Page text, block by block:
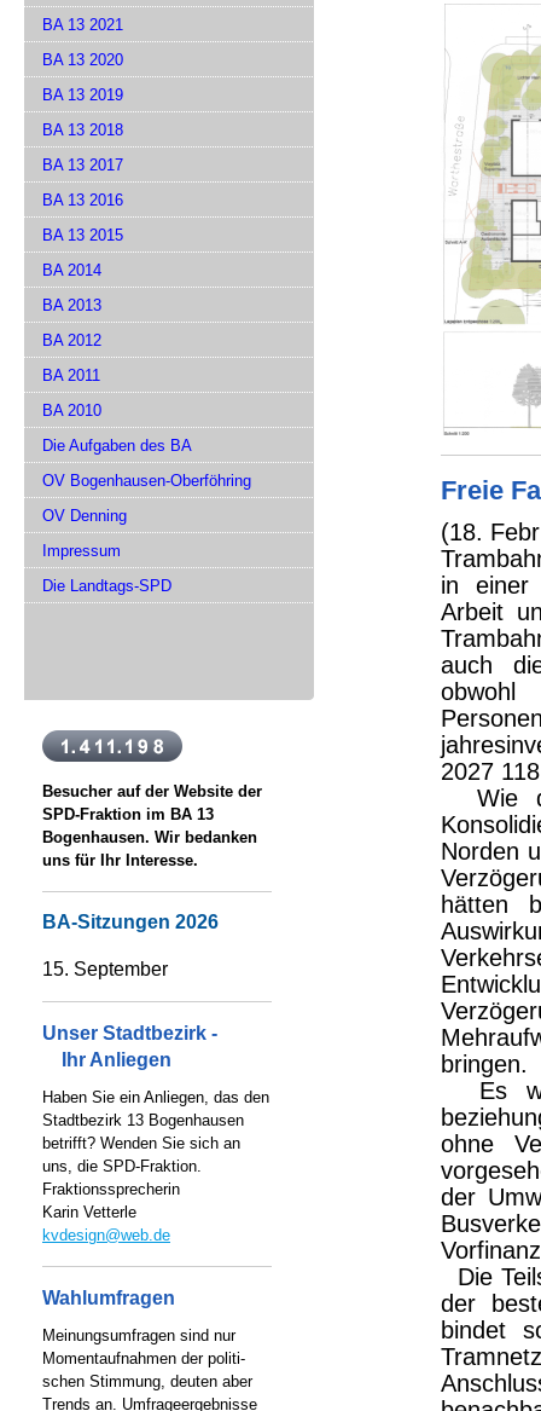
Freie
(18.
in einer
Arbeit
auch
obwohl
2027
Wie
Norden
hätten
bringen.
Es
ohne
der
Die
der
bindet
BA 13 2021
BA 13 2020
BA 13 2019
BA 13 2018
BA 13 2017
BA 13 2016
BA 13 2015
BA 2014
BA 2013
BA 2012
BA 2011
BA 2010
Die Aufgaben des BA
OV Bogenhausen-Oberföhring
OV Denning
Impressum
Die Landtags-SPD
Besucher auf der Website der
SPD-Fraktion im BA 13
Bogenhausen. Wir bedanken
uns für Ihr Interesse.
BA-Sitzungen 2026
15. September
Unser Stadtbezirk -
Ihr Anliegen
Haben Sie ein Anliegen, das den
Stadtbezirk 13 Bogenhausen
betrifft? Wenden Sie sich an
uns, die SPD-Fraktion.
Fraktionssprecherin
Karin Vetterle
kvdesign@web.de
Wahlumfragen
Meinungsumfragen sind nur
Momentaufnahmen der politi-
schen Stimmung, deuten aber
Trends an. Umfrageergebnisse